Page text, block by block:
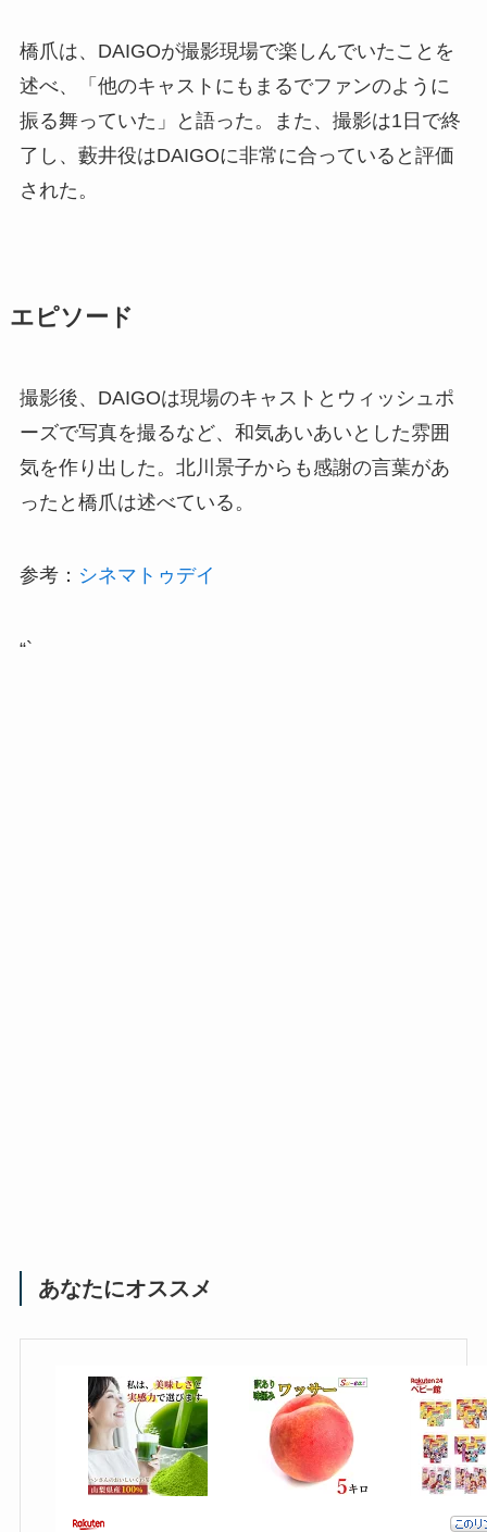
橋爪は、DAIGOが撮影現場で楽しんでいたことを
述べ、「他のキャストにもまるでファンのように
振る舞っていた」と語った。また、撮影は1日で終
了し、藪井役はDAIGOに非常に合っていると評価
された。
エピソード
撮影後、DAIGOは現場のキャストとウィッシュポ
ーズで写真を撮るなど、和気あいあいとした雰囲
気を作り出した。北川景子からも感謝の言葉があ
ったと橋爪は述べている。
参考： シネマトゥデイ
“`
あなたにオススメ